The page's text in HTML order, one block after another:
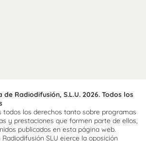
Radiodifusión, S.L.U. 2026. Todos los
los derechos tanto sobre programas
y prestaciones que formen parte de ellos,
publicados en esta página web.
SLU ejerce la oposición